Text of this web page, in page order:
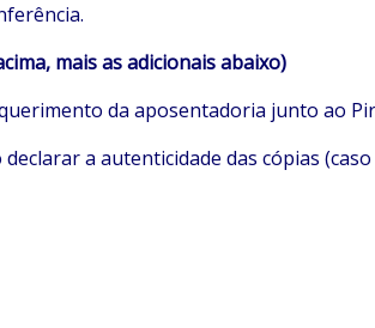
mais asadicionais abaixo)
da aposentadoria junto ao
a autenticidade das cópias